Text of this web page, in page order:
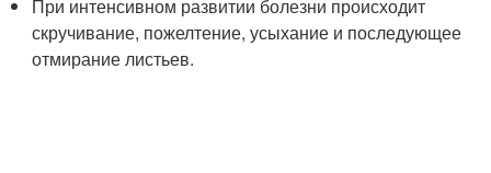
При интенсивном развитии болезни происходит
скручивание, пожелтение, усыхание и последующее
отмирание листьев.